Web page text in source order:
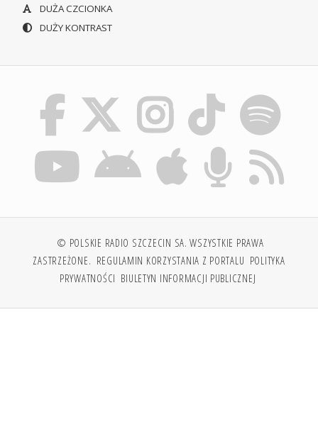
DUŻA CZCIONKA
DUŻY KONTRAST
© POLSKIE RADIO SZCZECIN SA. WSZYSTKIE PRAWA
ZASTRZEŻONE. REGULAMIN KORZYSTANIA Z PORTALU POLITYKA
PRYWATNOŚCI BIULETYN INFORMACJI PUBLICZNEJ